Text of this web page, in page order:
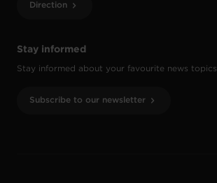
Stay informed
Stay informed about your favourite news topics.
Subscribe to our newsletter
Direction